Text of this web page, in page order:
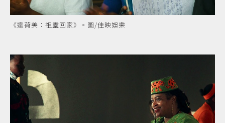
《達荷美：祖靈回家》。圖/佳映娛樂